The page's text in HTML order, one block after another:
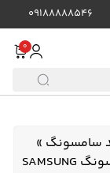
09188888546
0
سامسونگ »
یخچال فریزر ساید بای ساید 28 فوتی سامسونگ SAMSUNG